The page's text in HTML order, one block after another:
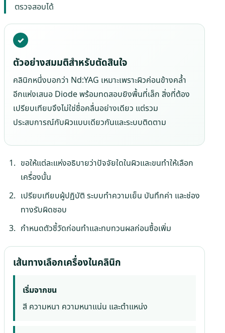
ตรวจสอบได้
ตัวอย่างสมมติสำหรับตัดสินใจ
คลินิกหนึ่งบอกว่า Nd:YAG เหมาะเพราะผิวค่อนข้างคล้ำ
อีกแห่งเสนอ Diode พร้อมทดสอบยิงพื้นที่เล็ก สิ่งที่ต้อง
เปรียบเทียบจึงไม่ใช่ชื่อคลื่นอย่างเดียว แต่รวม
ประสบการณ์กับผิวแบบเดียวกันและระบบติดตาม
ขอให้แต่ละแห่งอธิบายว่าปัจจัยใดในผิวและขนทำให้เลือก
เครื่องนั้น
เปรียบเทียบผู้ปฏิบัติ ระบบทำความเย็น บันทึกค่า และช่อง
ทางรับผิดชอบ
กำหนดตัวชี้วัดก่อนทำและทบทวนผลก่อนซื้อเพิ่ม
เส้นทางเลือกเครื่องในคลินิก
เริ่มจากขน
สี ความหนา ความหนาแน่น และตำแหน่ง